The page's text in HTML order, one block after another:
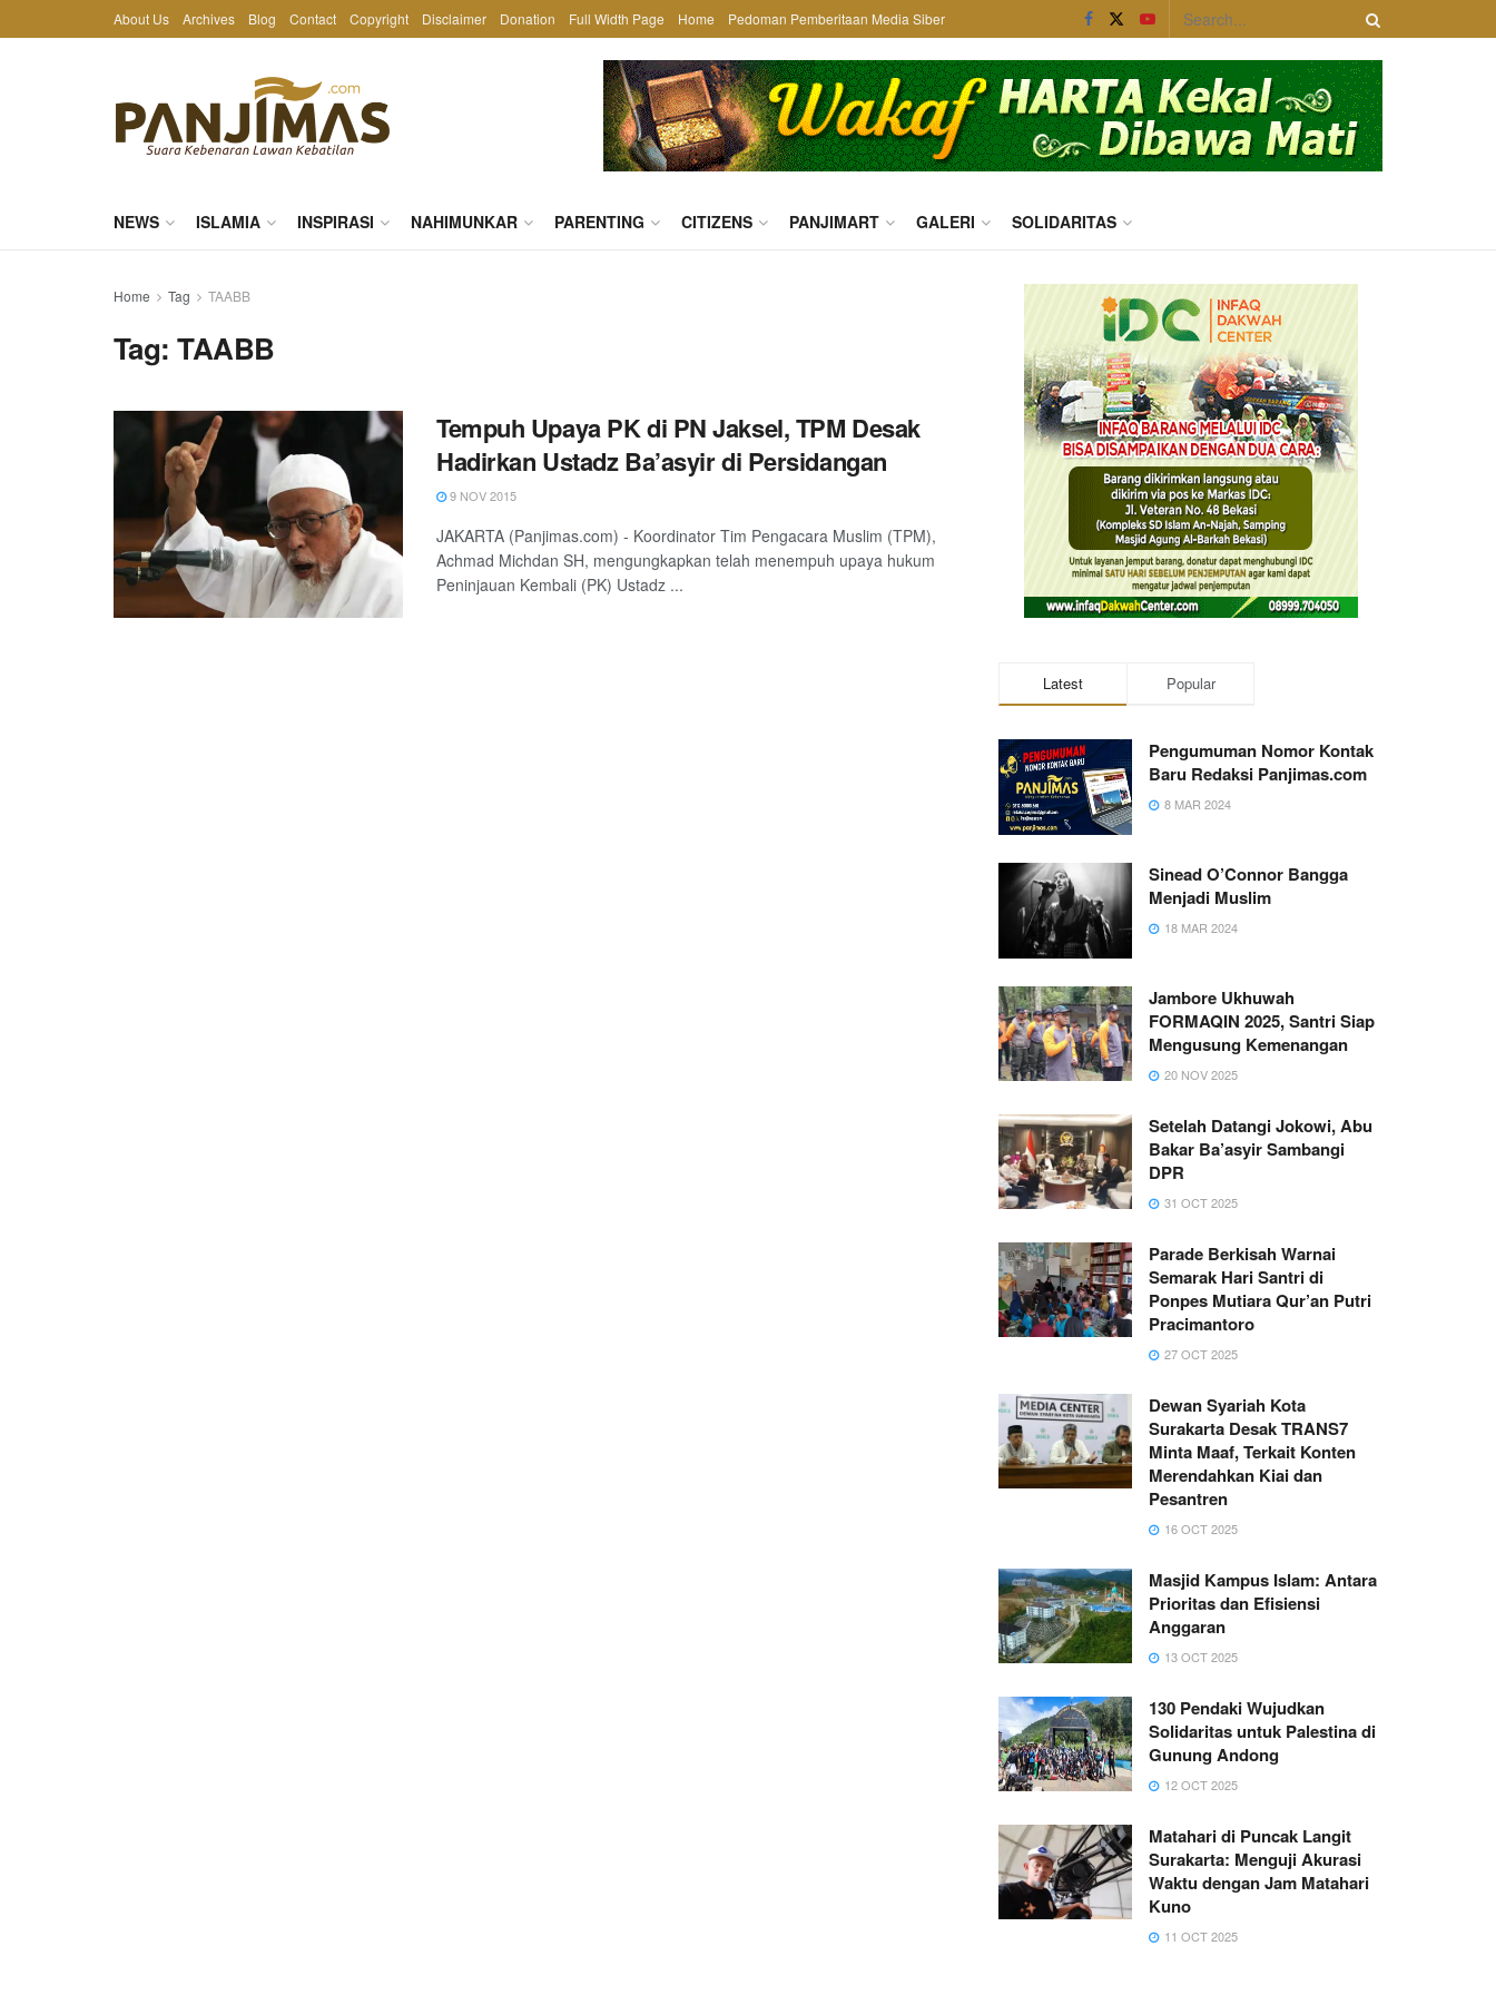
About Us Archives Blog Contact Copyright Disclaimer Donation Full Width Page Home Pedoman Pemberitaan Media Siber
NEWS ISLAMIA INSPIRASI NAHIMUNKAR PARENTING CITIZENS PANJIMART GALERI SOLIDARITAS
Home Tag TAABB
Tag:TAABB
Tempuh Upaya PK di PN Jaksel, TPM Desak
Hadirkan Ustadz Ba’asyir di Persidangan
9 NOV 2015
JAKARTA (Panjimas.com) - Koordinator Tim Pengacara Muslim (TPM),
Achmad Michdan SH, mengungkapkan telah menempuh upaya hukum
Peninjauan Kembali (PK) Ustadz ...
Latest Popular
Pengumuman Nomor Kontak
Baru Redaksi Panjimas.com
8 MAR 2024
Sinead O’Connor Bangga
Menjadi Muslim
18 MAR 2024
Jambore Ukhuwah
FORMAQIN 2025, Santri Siap
Mengusung Kemenangan
20 NOV 2025
Setelah Datangi Jokowi, Abu
Bakar Ba’asyir Sambangi
DPR
31 OCT 2025
Parade Berkisah Warnai
Semarak Hari Santri di
Ponpes Mutiara Qur’an Putri
Pracimantoro
27 OCT 2025
Dewan Syariah Kota
Surakarta Desak TRANS7
Minta Maaf, Terkait Konten
Merendahkan Kiai dan
Pesantren
16 OCT 2025
Masjid Kampus Islam: Antara
Prioritas dan Efisiensi
Anggaran
13 OCT 2025
130 Pendaki Wujudkan
Solidaritas untuk Palestina di
Gunung Andong
12 OCT 2025
Matahari di Puncak Langit
Surakarta: Menguji Akurasi
Waktu dengan Jam Matahari
Kuno
11 OCT 2025